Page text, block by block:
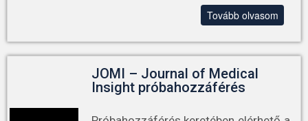
Tovább olvasom
JOMI – Journal of Medical
Insight próbahozzáférés